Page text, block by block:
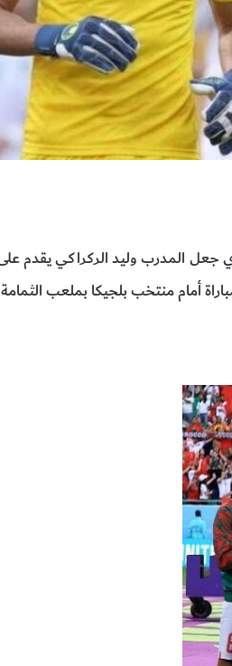
المدرب وليد الركراكي يقدم
أمام منتخب بلجيكا بملعب